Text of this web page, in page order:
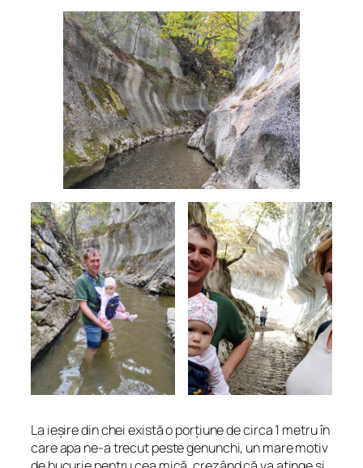
La ieșire din chei există o porțiune de circa 1 metru în
care apa ne-a trecut peste genunchi, un mare motiv